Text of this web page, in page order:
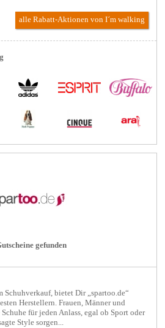
alle Rabatt-Aktionenvon I´m walking
gefunden
Schuhverkauf, bietet Dir „spartoo.de“
Herstellern. Frauen, Männer und
für jeden Anlass, egal ob Sport oder
Style sorgen...